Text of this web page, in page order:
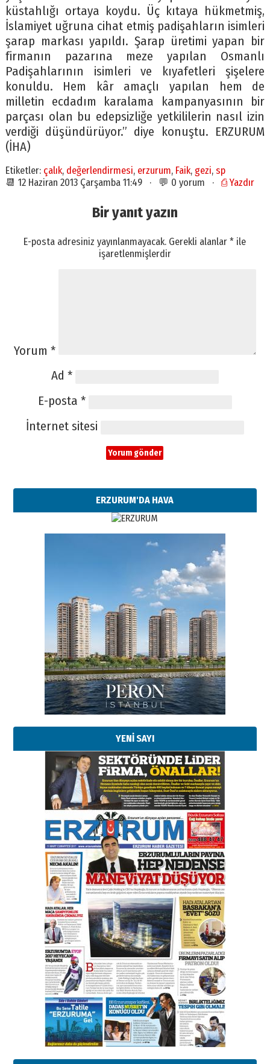
küstahlığı ortaya koydu. Üç kıtaya hükmetmiş,
İslamiyet uğruna cihat etmiş padişahların isimleri
şarap markası yapıldı. Şarap üretimi yapan bir
firmanın pazarına meze yapılan Osmanlı
Padişahlarının isimleri ve kıyafetleri şişelere
konuldu. Hem kâr amaçlı yapılan hem de
milletin ecdadım karalama kampanyasının bir
parçası olan bu edepsizliğe yetkililerin nasıl izin
verdiği düşündürüyor.” diye konuştu. ERZURUM
(İHA)
Etiketler: çalık, değerlendirmesi, erzurum, Faik, gezi, sp
📆 12 Haziran 2013 Çarşamba 11:49 · 💬 0 yorum · ⎙ Yazdır
Bir yanıt yazın
E-posta adresiniz yayınlanmayacak. Gerekli alanlar* ile
işaretlenmişlerdir
Yorum *
Ad *
E-posta *
İnternet sitesi
ERZURUM'DA HAVA
YENİ SAYI
Esat BİNDESEN
Başkan Sekmen’den Erzurum’a
bir vizyon proje daha!
02 Ağustos 2026 Pazar
Kadir SABUNCUOĞLU
Erzurumspor’un köşe taşları
29 Haziran 2026 Pazartesi
Kenan GÜLERCİ
Murat Şahsuvaroğlu ERKON’da
çıtayı yukarı taşırken,
yönetimdekiler aşağı
çekmemeli!
17 Şubat 2026 SalıOrhan BOZKURT
Bir fotoğraf, bir şehir, bir
gazeteci… Dizginler kimin
elinde?
31 Mart 2026 Salı
A. Berhan Yılmaz
BİR BÖLÜM DEĞİL, BİR ÖMÜR
SEÇİYORSUNUZ… “NEDEN
ATATÜRK ÜNİVERSİTESİ?”
28 Temmuz 2026 Salı
Ahmet Gökhan YAZICI
Ahmed Yesevi’den bir Alperen…
”Reisimiz” idi… Hakka yürüdü.!
26 Mart 2026 Perşembe
Cem Bakırcı
Ardında bıraktığı hatıralarıyla
gönül adamı Faruk Terzioğlu!
13 Mayıs 2026 Çarşamba
Esat BİNDESEN
Başkan Sekmen’den Erzurum’a
bir vizyon proje daha!